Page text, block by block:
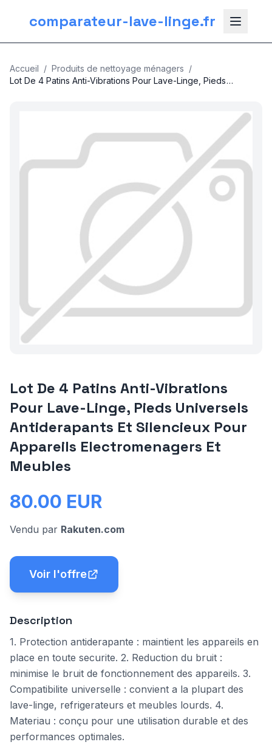
comparateur-lave-linge.fr
Accueil / Produits de nettoyage ménagers /
Lot De 4 Patins Anti-Vibrations Pour Lave-Linge, Pieds
Lot De 4 Patins Anti-Vibrations
Pour Lave-Linge, Pieds Universels
Antiderapants Et Silencieux Pour
Appareils Electromenagers Et
Meubles
80.00 EUR
Vendu par Rakuten.com
Voir l'offre
Description
1. Protection antiderapante : maintient les appareils en
place en toute securite. 2. Reduction du bruit :
minimise le bruit de fonctionnement des appareils. 3.
Compatibilite universelle : convient a la plupart des
lave-linge, refrigerateurs et meubles lourds. 4.
Materiau : conçu pour une utilisation durable et des
performances optimales.